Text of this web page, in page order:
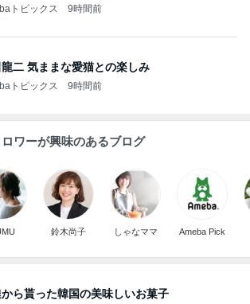
トピックス 9時間前
二 気ままな愛猫との楽しみ
トピックス 9時間前
ワーが興味のあるブログ
鈴木尚子 しゃなママ Ameba Pick
ら貰った韓国の美味しいお菓子